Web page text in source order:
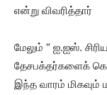
என்று விவரித்தார்
மேலும் “ ஐ.ஐஸ்.
தேசபக்தர்களைக்
இந்த வாரம் மிகவும்